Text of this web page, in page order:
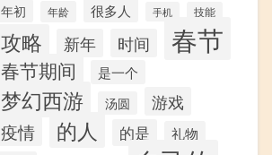
年初
年龄 很多人 手机 技能
攻略 新年 时间 春节
春节期间 是一个
梦幻西游 汤圆 游戏
疫情 的人 的是 礼物